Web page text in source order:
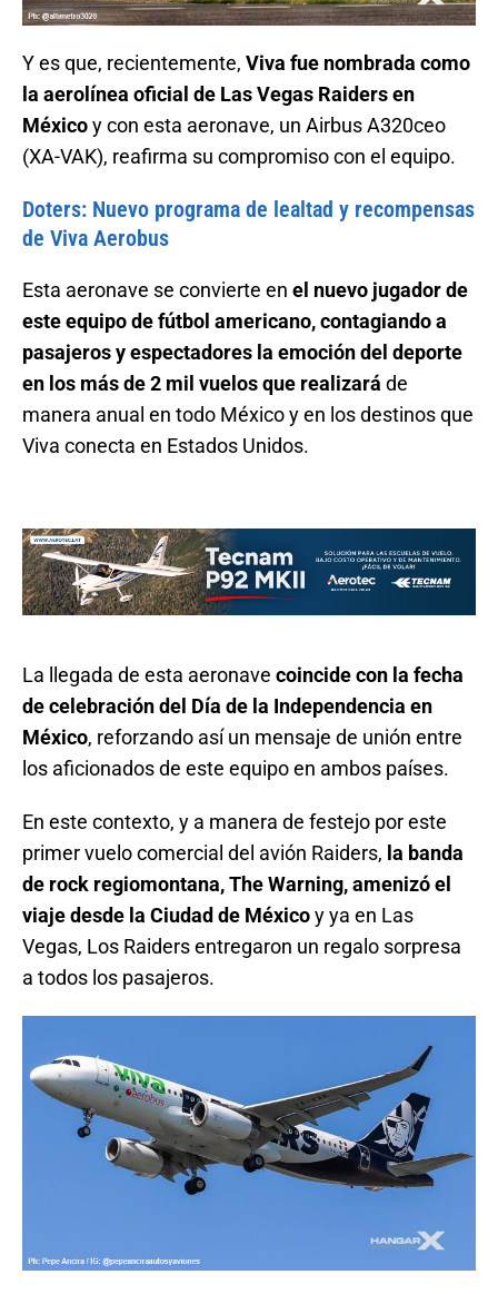
Y es que, recientemente, Viva fue nombrada como
la aerolínea oficial de Las Vegas Raiders en
Méxicoy con esta aeronave, un Airbus A320ceo
(XA-VAK), reafirma su compromiso con el equipo.
Doters: Nuevo programa de lealtad y recompensas
de Viva Aerobus
Esta aeronave se convierte en el nuevo jugador de
este equipo de fútbol americano, contagiando a
pasajeros y espectadores la emoción del deporte
en los más de 2 mil vuelos que realizará de
manera anual en todo México y en los destinos que
Viva conecta en Estados Unidos.
La llegada de esta aeronave coincide con la fecha
de celebración del Día de la Independencia en
México, reforzando así un mensaje de unión entre
los aficionados de este equipo en ambos países.
En este contexto, y a manera de festejo por este
primer vuelo comercial del avión Raiders, la banda
de rock regiomontana, The Warning, amenizó el
viaje desde la Ciudad de Méxicoy ya en Las
Vegas, Los Raiders entregaron un regalo sorpresa
a todos los pasajeros.